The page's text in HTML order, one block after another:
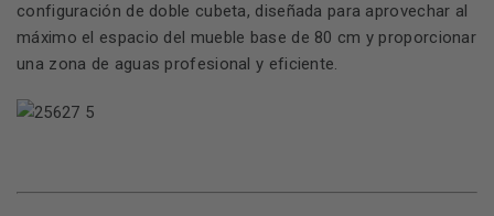
configuración de doble cubeta, diseñada para aprovechar al
máximo el espacio del mueble base de 80 cm y proporcionar
una zona de aguas profesional y eficiente.